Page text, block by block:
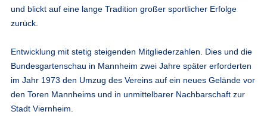
und blickt auf eine lange Tradition großer sportlicher Erfolge
zurück.
Entwicklung mit stetig steigenden Mitgliederzahlen. Dies und die
Bundesgartenschau in Mannheim zwei Jahre später erforderten
im Jahr 1973 den Umzug des Vereins auf ein neues Gelände vor
den Toren Mannheims und in unmittelbarer Nachbarschaft zur
Stadt Viernheim.